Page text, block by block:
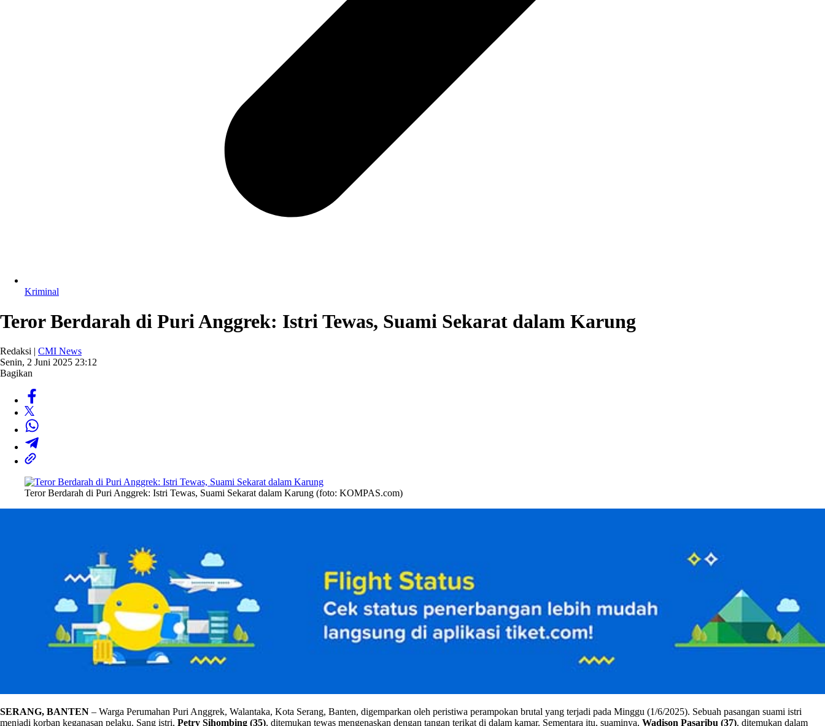
Kriminal
Teror Berdarah di Puri Anggrek: Istri Tewas, Suami Sekarat dalam Karung
Redaksi | CMI News
Senin, 2 Juni 2025 23:12
Bagikan
Teror Berdarah di Puri Anggrek: Istri Tewas, Suami Sekarat dalam Karung (foto: KOMPAS.com)
SERANG, BANTEN – Warga Perumahan Puri Anggrek, Walantaka, Kota Serang, Banten, digemparkan oleh peristiwa perampokan brutal yang terjadi pada Minggu (1/6/2025). Sebuah pasangan suami istri
menjadi korban keganasan pelaku. Sang istri, Petry Sihombing (35), ditemukan tewas mengenaskan dengan tangan terikat di dalam kamar. Sementara itu, suaminya, Wadison Pasaribu (37), ditemukan dalam